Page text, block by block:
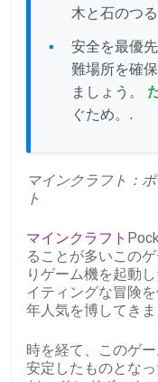
木と石のつ
安全を最優
難場所を確
ましょう。
ぐため。.
マインクラフト：
ト
マインクラフト
ることが多いこの
りゲーム機を起動
イティングな冒険
年人気を博してき
時を経て、このゲ
安定したものとな